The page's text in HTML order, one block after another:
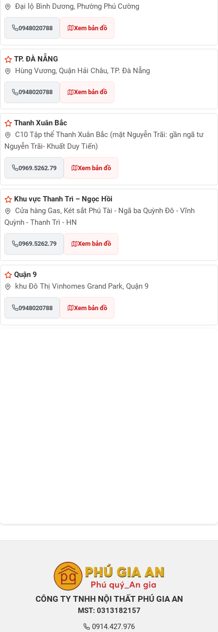
Đại lộ Bình Dương, Phường Phú Cường
0948020788 Xem bản đồ
TP. ĐÀ NẴNG
Hùng Vương, Quận Hải Châu, TP. Đà Nẵng
0948020788 Xem bản đồ
Thanh Xuân Bắc
C10 Tập thể Thanh Xuân Bắc (mặt Nguyễn Trãi: gần ngã tư
Nguyễn Trãi- Khuất Duy Tiến)
0969.5262.79 Xem bản đồ
Khu vực Thanh Trì – Ngọc Hồi
Cửa hàng Gas, Két sắt Phú Tài - Ngã ba Quỳnh Đô - Vĩnh
Quỳnh - Thanh Trì - HN
0969.5262.79 Xem bản đồ
Quận 9
khu Đô Thị Vinhomes Grand Park, Quận 9
0948020788 Xem bản đồ
CÔNG TY TNHH NỘI THẤT PHÚ GIA AN
MST: 0313182157
0914.427.976